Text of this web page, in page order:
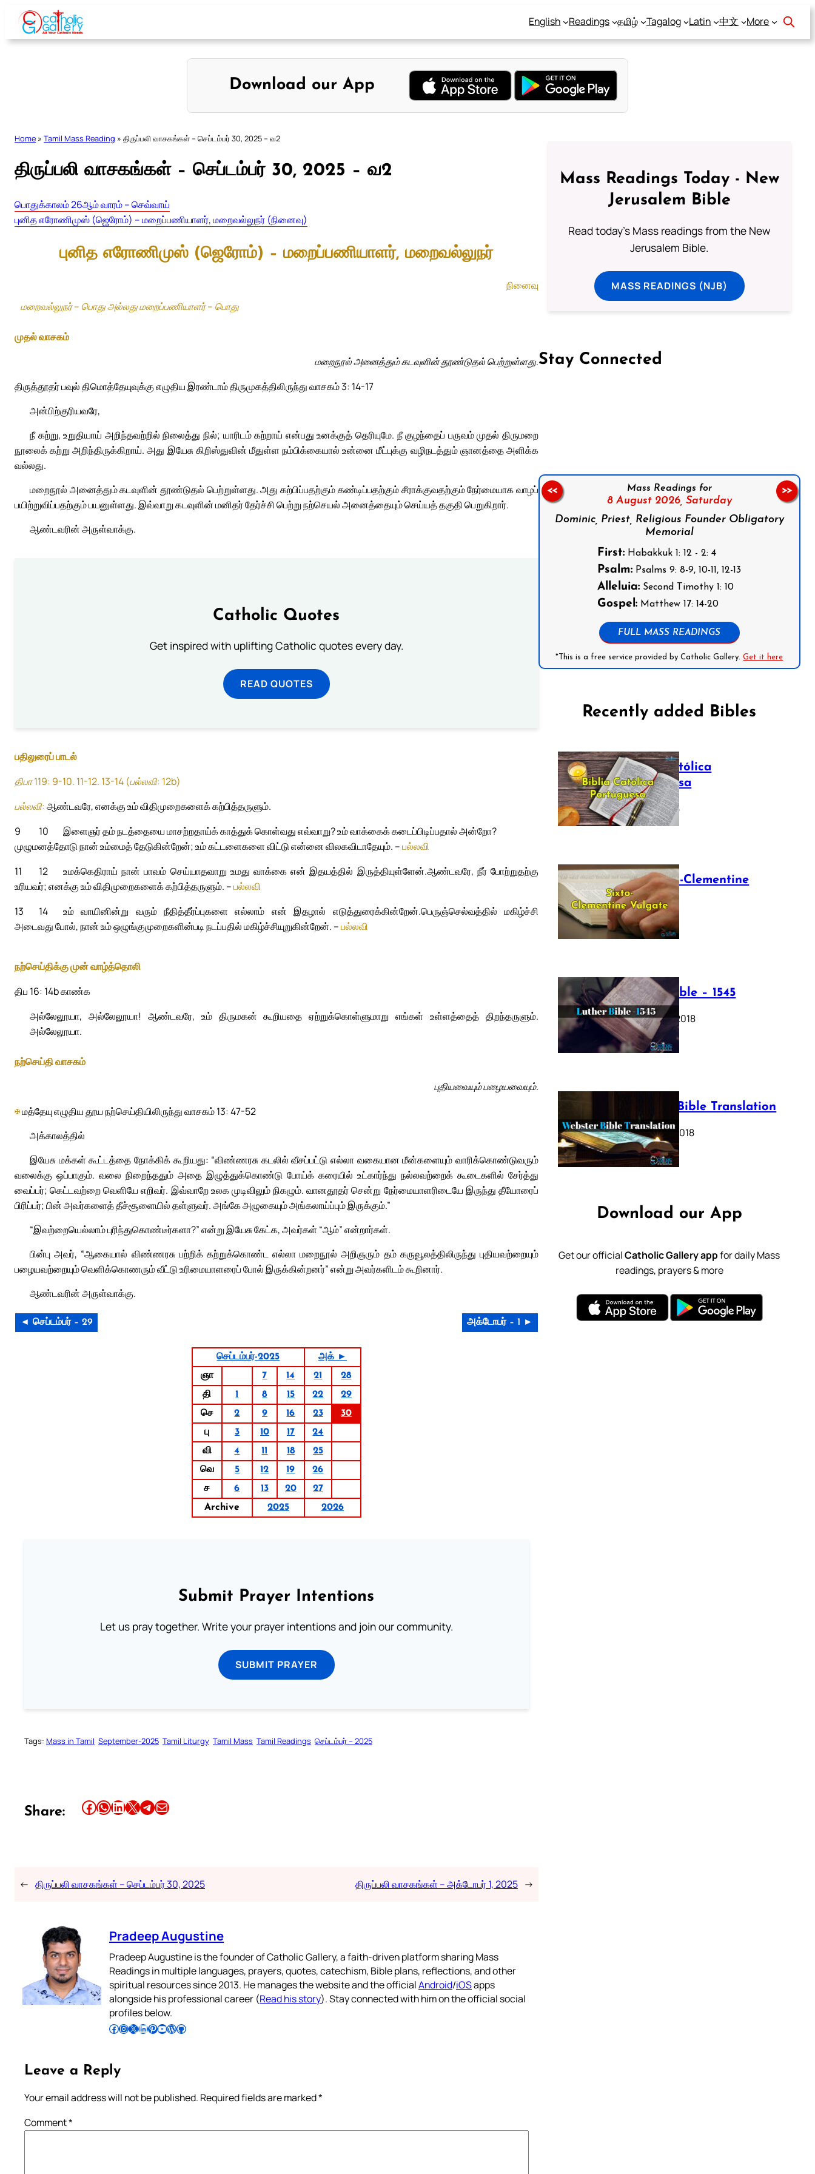
Skip
content
English Readings தமிழ் Tagalog Latin 中文 More
Download our App
Home » Tamil Mass Reading » திருப்பலி வாசகங்கள் – செப்டம்பர் 30, 2025 – வ2
திருப்பலி வாசகங்கள் – செப்டம்பர் 30, 2025 – வ2
பொதுக்காலம் 26ஆம் வாரம் – செவ்வாய்
புனித எரோணிமுஸ் (ஜெரோம்) – மறைப்பணியாளர், மறைவல்லுநர் (நினைவு)
புனித எரோணிமுஸ் (ஜெரோம்) – மறைப்பணியாளர், மறைவல்லுநர்
நினைவு
மறைவல்லுநர் – பொது அல்லது மறைப்பணியாளர் – பொது
முதல் வாசகம்
மறைநூல் அனைத்தும் கடவுளின் தூண்டுதல் பெற்றுள்ளது.
திருத்தூதர் பவுல் திமொத்தேயுவுக்கு எழுதிய இரண்டாம் திருமுகத்திலிருந்து வாசகம் 3: 14-17
அன்பிற்குரியவரே,
நீ கற்று, உறுதியாய் அறிந்தவற்றில் நிலைத்து நில்; யாரிடம் கற்றாய் என்பது உனக்குத் தெரியுமே. நீ குழந்தைப் பருவம் முதல் திருமறை
நூலைக் கற்று அறிந்திருக்கிறாய். அது இயேசு கிறிஸ்துவின் மீதுள்ள நம்பிக்கையால் உன்னை மீட்புக்கு வழிநடத்தும் ஞானத்தை அளிக்க
வல்லது.
மறைநூல் அனைத்தும் கடவுளின் தூண்டுதல் பெற்றுள்ளது. அது கற்பிப்பதற்கும் கண்டிப்பதற்கும் சீராக்குவதற்கும் நேர்மையாக வாழப்
பயிற்றுவிப்பதற்கும் பயனுள்ளது. இவ்வாறு கடவுளின் மனிதர் தேர்ச்சி பெற்று நற்செயல் அனைத்தையும் செய்யத் தகுதி பெறுகிறார்.
ஆண்டவரின் அருள்வாக்கு.
Catholic Quotes
Get inspired with uplifting Catholic quotes every day.
READ QUOTES
பதிலுரைப் பாடல்
திபா 119: 9-10. 11-12. 13-14 (பல்லவி: 12b)
பல்லவி:ஆண்டவரே, எனக்கு உம் விதிமுறைகளைக் கற்பித்தருளும்.
9
இளைஞர் தம் நடத்தையை மாசற்றதாய்க் காத்துக் கொள்வது எவ்வாறு? உம் வாக்கைக் கடைப்பிடிப்பதால் அன்றோ?
10
முழுமனத்தோடு நான் உம்மைத் தேடுகின்றேன்; உம் கட்டளைகளை விட்டு என்னை விலகவிடாதேயும். –பல்லவி
11
உமக்கெதிராய் நான் பாவம் செய்யாதவாறு உமது வாக்கை என் இதயத்தில் இருத்தியுள்ளேன்.
12
ஆண்டவரே, நீர் போற்றுதற்கு
உரியவர்; எனக்கு உம் விதிமுறைகளைக் கற்பித்தருளும். –பல்லவி
13
உம் வாயினின்று வரும் நீதித்தீர்ப்புகளை எல்லாம் என் இதழால் எடுத்துரைக்கின்றேன்.
14
பெருஞ்செல்வத்தில் மகிழ்ச்சி
அடைவது போல், நான் உம் ஒழுங்குமுறைகளின்படி நடப்பதில் மகிழ்ச்சியுறுகின்றேன். –பல்லவி
நற்செய்திக்கு முன் வாழ்த்தொலி
திப 16: 14b காண்க
அல்லேலூயா, அல்லேலூயா! ஆண்டவரே, உம் திருமகன் கூறியதை ஏற்றுக்கொள்ளுமாறு எங்கள் உள்ளத்தைத் திறந்தருளும்.
அல்லேலூயா.
நற்செய்தி வாசகம்
புதியவையும் பழையவையும்.
✠மத்தேயு எழுதிய தூய நற்செய்தியிலிருந்து வாசகம் 13: 47-52
அக்காலத்தில்
இயேசு மக்கள் கூட்டத்தை நோக்கிக் கூறியது: “விண்ணரசு கடலில் வீசப்பட்டு எல்லா வகையான மீன்களையும் வாரிக்கொண்டுவரும்
வலைக்கு ஒப்பாகும். வலை நிறைந்ததும் அதை இழுத்துக்கொண்டு போய்க் கரையில் உட்கார்ந்து நல்லவற்றைக் கூடைகளில் சேர்த்து
வைப்பர்; கெட்டவற்றை வெளியே எறிவர். இவ்வாறே உலக முடிவிலும் நிகழும். வானதூதர் சென்று நேர்மையாளரிடையே இருந்து தீயோரைப்
பிரிப்பர்; பின் அவர்களைத் தீச்சூளையில் தள்ளுவர். அங்கே அழுகையும் அங்கலாய்ப்பும் இருக்கும்.”
“இவற்றையெல்லாம் புரிந்துகொண்டீர்களா?” என்று இயேசு கேட்க, அவர்கள் “ஆம்” என்றார்கள்.
பின்பு அவர், “ஆகையால் விண்ணரசு பற்றிக் கற்றுக்கொண்ட எல்லா மறைநூல் அறிஞரும் தம் கருவூலத்திலிருந்து புதியவற்றையும்
பழையவற்றையும் வெளிக்கொணரும் வீட்டு உரிமையாளரைப் போல் இருக்கின்றனர்” என்று அவர்களிடம் கூறினார்.
ஆண்டவரின் அருள்வாக்கு.
◄ செப்டம்பர் – 29 அக்டோபர் – 1 ►
செப்டம்பர்-2025
அக் ►
ஞா
7 14 21
28
தி
1 8 15 22
29
செ
2 9 16 23
30
பு
3 10 17
24
வி
4 11 18
25
வெ
5 12 19
26
ச
6 13 20
27
Archive
2025 2026
Submit Prayer Intentions
Let us pray together. Write your prayer intentions and join our community.
SUBMIT PRAYER
Tags: Mass in Tamil September-2025 Tamil Liturgy Tamil Mass Tamil Readings செப்டம்பர் – 2025
Share: Share this article on Facebook Share this article on WhatsApp Share this article on LinkedIn Share this article on X Share this article on TelegramEmail this Article
← திருப்பலி வாசகங்கள் – செப்டம்பர் 30, 2025 திருப்பலி வாசகங்கள் – அக்டோபர் 1, 2025 →
Pradeep Augustine
Pradeep Augustine is the founder of Catholic Gallery, a faith-driven platform sharing Mass
Readings in multiple languages, prayers, quotes, catechism, Bible plans, reflections, and other
spiritual resources since 2013. He manages the website and the officialAndroid/iOSapps
alongside his professional career (Read his story). Stay connected with him on the official social
profiles below.
Follow Pradeep on Facebook Follow Pradeep on InstagramFollow Pradeep on X Follow Pradeep on LinkedIn Follow Pradeep on Pinterest Subscribe to Pradeep’s Youtube Channel Follow Pradeep on WordPress Follow Pradeep on GitHub
Leave a Reply
Your email address will not be published. Required fields are marked*
Comment*
Mass Readings Today - New
Jerusalem Bible
Read today's Mass readings from the New
Jerusalem Bible.
MASS READINGS (NJB)
Stay Connected
Mass Readings for
8 August 2026, Saturday
Dominic, Priest, Religious Founder Obligatory
Memorial
First: Habakkuk 1: 12 - 2: 4
Psalm: Psalms 9: 8-9, 10-11, 12-13
Alleluia: Second Timothy 1: 10
Gospel: Matthew 17: 14-20
FULL MASS READINGS
*This is a free service provided by Catholic Gallery.Get it here
<< >>
Recently added Bibles
Bíblia Católica
Portuguesa
July 16, 2025
The Sixto-Clementine
Vulgate
July 12, 2025
Luther Bible – 1545
October 17, 2018
Webster Bible Translation
October 11, 2018
Download our App
Get our officialCatholic Gallery appfor daily Mass
readings, prayers & more